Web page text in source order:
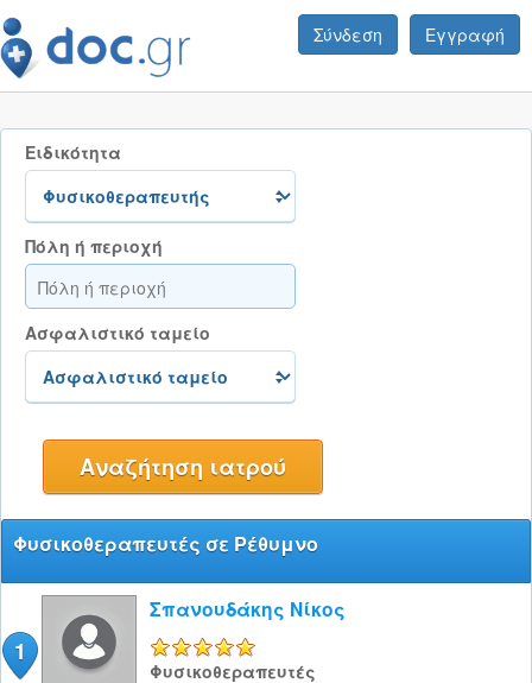
Σύνδεση Εγγραφή
Ειδικότητα
Πόλη ή περιοχή
Ασφαλιστικό ταμείο
Φυσικοθεραπευτές σε Ρέθυμνο
1
Σπανουδάκης Νίκος
Φυσικοθεραπευτές